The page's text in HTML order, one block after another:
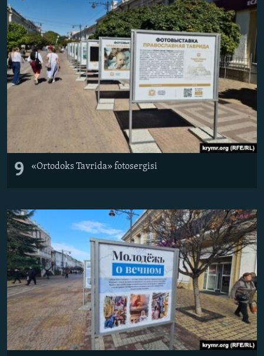
9 «Ortodoks Tavrida» fotosergisi